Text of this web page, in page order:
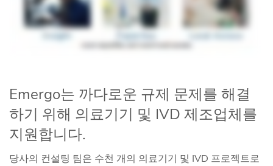
Emergo는 까다로운 규제 문제를 해결
하기 위해 의료기기 및 IVD 제조업체를
지원합니다.
당사의 컨설팅 팀은 수천 개의 의료기기 및 IVD 프로젝트로